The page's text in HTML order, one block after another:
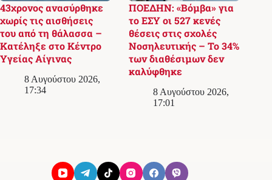
43χρονος ανασύρθηκε
χωρίς τις αισθήσεις
του από τη θάλασσα –
Κατέληξε στο Κέντρο
Υγείας Αίγινας
8 Αυγούστου 2026,
17:34
ΠΟΕΔΗΝ: «Βόμβα» για
το ΕΣΥ οι 527 κενές
θέσεις στις σχολές
Νοσηλευτικής – Το 34%
των διαθέσιμων δεν
καλύφθηκε
8 Αυγούστου 2026,
17:01